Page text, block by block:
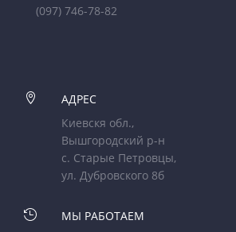
(097) 746-78-82

АДРЕС
Киевскя обл.,
Вышгородский р-н
с. Старые Петровцы,
ул. Дубровского 8б

МЫ РАБОТАЕМ